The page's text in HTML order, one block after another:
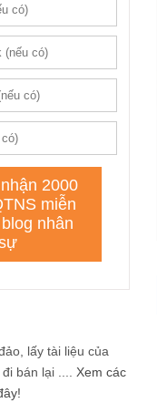
lấy tài liệu của
bán lại .... Xem các